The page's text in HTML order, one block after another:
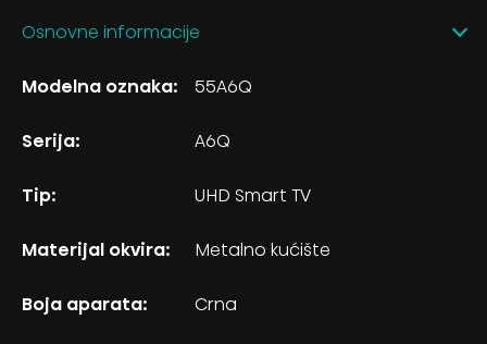
Osnovne informacije
Modelna oznaka: 55A6Q
Serija: A6Q
Tip: UHD Smart TV
Materijal okvira: Metalno kućište
Boja aparata: Crna